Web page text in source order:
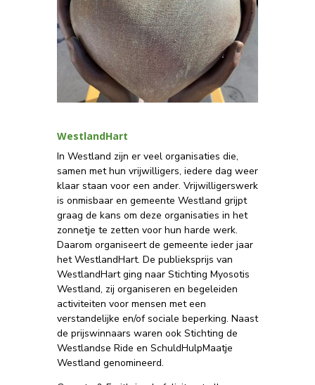
WestlandHart
In Westland zijn er veel organisaties die,
samen met hun vrijwilligers, iedere dag weer
klaar staan voor een ander. Vrijwilligerswerk
is onmisbaar en gemeente Westland grijpt
graag de kans om deze organisaties in het
zonnetje te zetten voor hun harde werk.
Daarom organiseert de gemeente ieder jaar
het WestlandHart. De publieksprijs van
WestlandHart ging naar Stichting Myosotis
Westland, zij organiseren en begeleiden
activiteiten voor mensen met een
verstandelijke en/of sociale beperking. Naast
de prijswinnaars waren ook Stichting de
Westlandse Ride en SchuldHulpMaatje
Westland genomineerd.